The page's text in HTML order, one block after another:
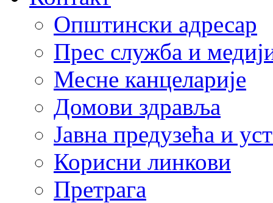
Општински адресар
Прес служба и
Месне канцеларије
Домови здравља
Јавна предузећа и
Корисни линкови
Претрага